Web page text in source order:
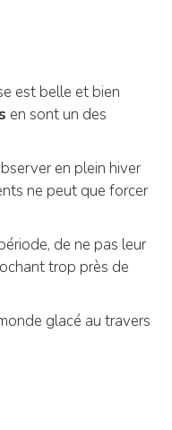
est belle et bien
en sont un des
en plein hiver
ne peut que forcer
de ne pas leur
trop près de
glacé au travers